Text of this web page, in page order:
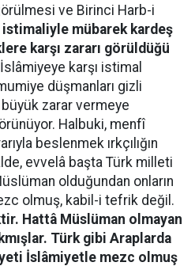
ve Birinci Harb-i
istimaliyle mübarek kardeş
karşı zararı görüldüğü
karşı istimal
düşmanları gizli
büyük zarar vermeye
Halbuki, menfî
beslenmek ırkçılığın
evvelâ başta Türk milleti
olduğundan onların
olmuş, kabil-i tefrik değil.
Hattâ Müslüman olmayan
Türk gibi Araplarda
İslâmiyetle mezc olmuş